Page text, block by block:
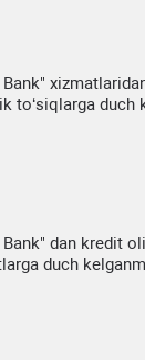
to‘siqlarga duch
dan kredit
duch